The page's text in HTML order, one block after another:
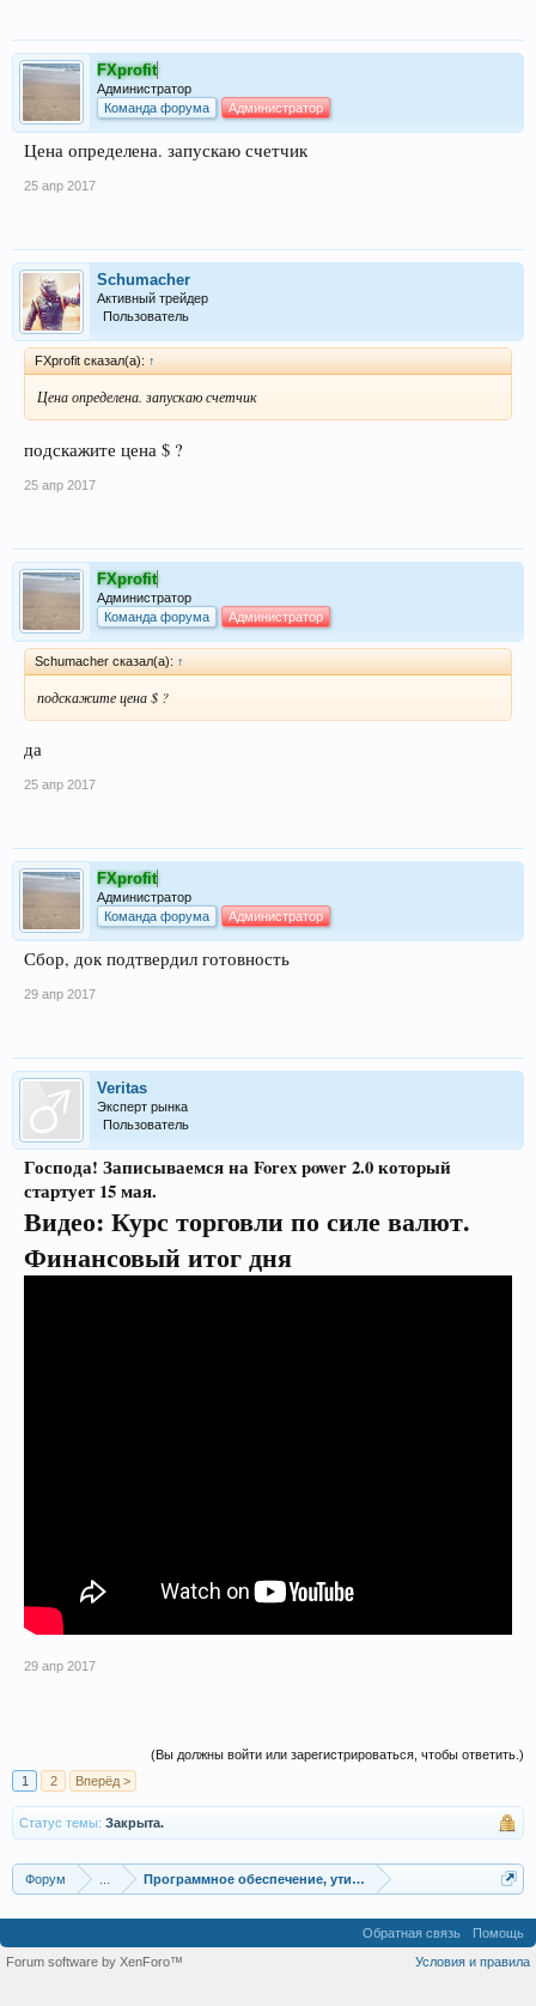
FXprofit
Администратор
Команда форума
Администратор
Цена определена. запускаю счетчик
25 апр 2017
Schumacher
Активный трейдер
Пользователь
FXprofit сказал(а): ↑
Цена определена. запускаю счетчик
подскажите цена $ ?
25 апр 2017
FXprofit
Администратор
Команда форума
Администратор
Schumacher сказал(а): ↑
подскажите цена $ ?
да
25 апр 2017
FXprofit
Администратор
Команда форума
Администратор
Сбор, док подтвердил готовность
29 апр 2017
Veritas
Эксперт рынка
Пользователь
Господа! Записываемся на Forex power 2.0 который
стартует 15 мая.
Видео: Курс торговли по силе валют.
Финансовый итог дня
29 апр 2017
(Вы должны войти или зарегистрироваться, чтобы ответить.)
1
2 Вперёд >
Статус темы: Закрыта.
Форум Программное обеспечение, утилиты для трейдинга
Обратная связь
Помощь
Условия и правила
Forum software by XenForo™